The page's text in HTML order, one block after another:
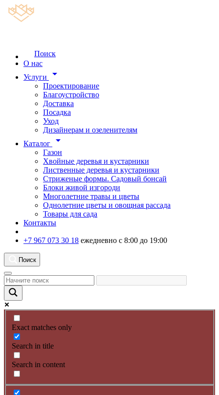
Поиск
О нас
Услуги
arrow_drop_down
Проектирование
Благоустройство
Доставка
Посадка
Уход
Дизайнерам и озеленителям
Каталог
arrow_drop_down
Газон
Хвойные деревья и кустарники
Лиственные деревья и кустарники
Стриженые формы. Садовый бонсай
Блоки живой изгороди
Многолетние травы и цветы
Однолетние цветы и овощная рассада
Товары для сада
Контакты
+7 967 073 30 18 ежедневно с 8:00 до 19:00
Поиск
Exact matches only
Search in title
Search in content